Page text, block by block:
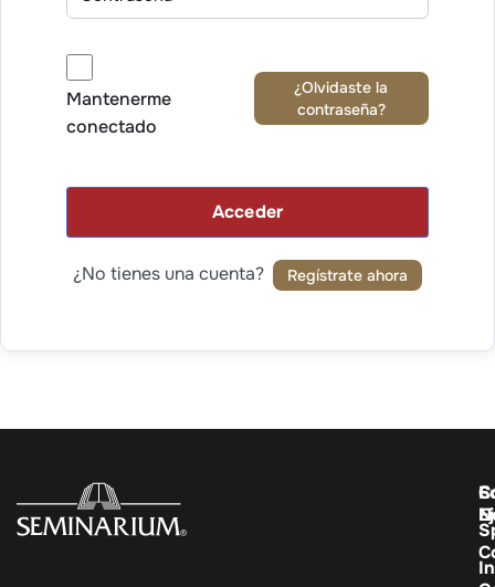
Mantenerme
conectado
¿Olvidaste la
contraseña?
Acceder
¿No tienes una cuenta? Regístrate ahora
In